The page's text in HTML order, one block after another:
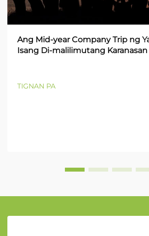
Ang Mid-year Company Trip ng
Isang Di-malilimutang Karanasan
TIGNAN PA